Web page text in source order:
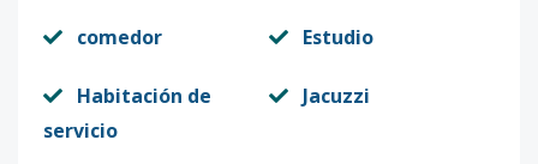
comedor Estudio
Habitación de
servicio
Jacuzzi